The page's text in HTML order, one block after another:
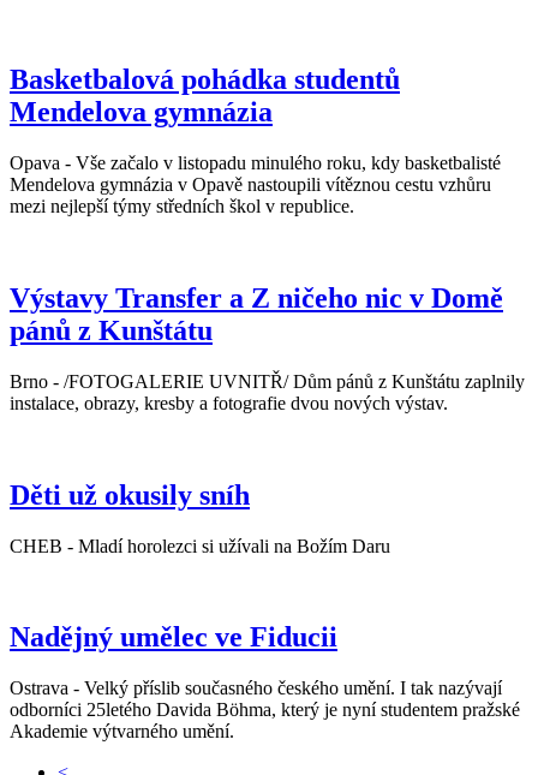
Basketbalová pohádka studentů
Mendelova gymnázia
Opava - Vše začalo v listopadu minulého roku, kdy basketbalisté
Mendelova gymnázia v Opavě nastoupili vítěznou cestu vzhůru
mezi nejlepší týmy středních škol v republice.
Výstavy Transfer a Z ničeho nic v Domě
pánů z Kunštátu
Brno - /FOTOGALERIE UVNITŘ/ Dům pánů z Kunštátu zaplnily
instalace, obrazy, kresby a fotografie dvou nových výstav.
Děti už okusily sníh
CHEB - Mladí horolezci si užívali na Božím Daru
Nadějný umělec ve Fiducii
Ostrava - Velký příslib současného českého umění. I tak nazývají
odborníci 25letého Davida Böhma, který je nyní studentem pražské
Akademie výtvarného umění.